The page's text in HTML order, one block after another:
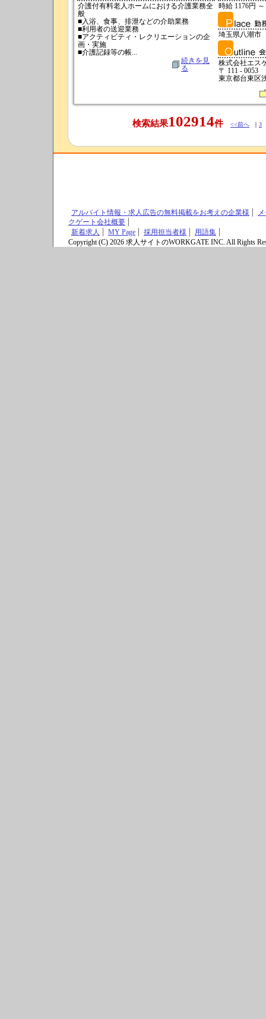
介護付有料老人ホームにおける介護業務全
般
■入浴、食事、排泄などの介助業務
■利用者の送迎業務
■アクティビティ・レクリエーションの企
画・実施
■介護記録等の帳...
続きを見
る
時給 1176円 ～
埼玉県八潮市
株式会社エス
〒 111 - 0053
東京都台東区
検索結果102914件 <<前へ ｜ 3
アルバイト情報・求人広告の無料掲載をお考えの企業様
クゲート会社概要
新着求人
MY Page 採用担当者様
用語集
Copyright (C) 2026 求人サイトのWORKGATE INC. All Rights